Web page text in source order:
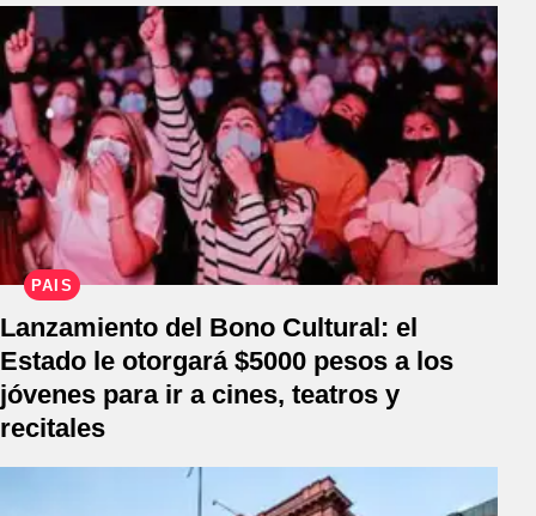
PAÍS
Lanzamiento del Bono Cultural: el
Estado le otorgará $5000 pesos a los
jóvenes para ir a cines, teatros y
recitales